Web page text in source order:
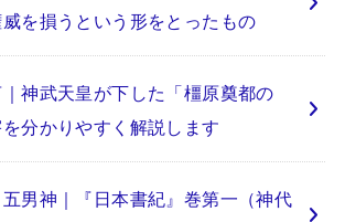
を損うという形をとったもの
神武天皇が下した「橿原奠都の
分かりやすく解説します
男神｜『日本書紀』巻第一（神代